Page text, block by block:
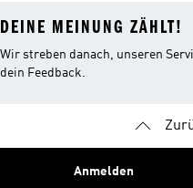
DEINE MEINUNG ZÄHLT!
Wir streben danach, unseren
dein Feedback.
Anmelden